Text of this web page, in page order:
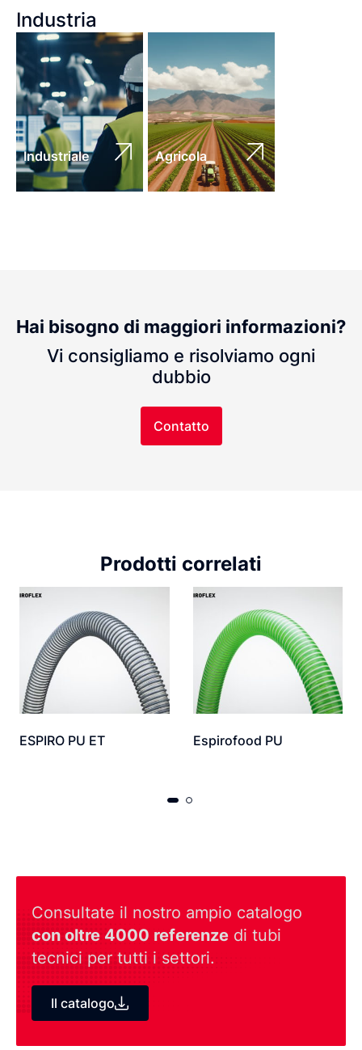
Industria
Industriale Agricola
Hai bisogno di maggiori informazioni?
Vi consigliamo e risolviamo ogni
dubbio
Contatto
Prodotti correlati
ESPIRO PU ET Espirofood PU
Consultate il nostro ampio catalogo
con oltre 4000 referenze di tubi
tecnici per tutti i settori.
Il catalogo